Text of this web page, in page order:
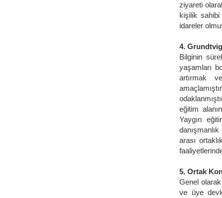
ziyareti
kişilik
idareler
4.
Bilginin
yaşamları
artırmak
eğitim
Yaygın
arası
5. Ortak
Genel
ve üye